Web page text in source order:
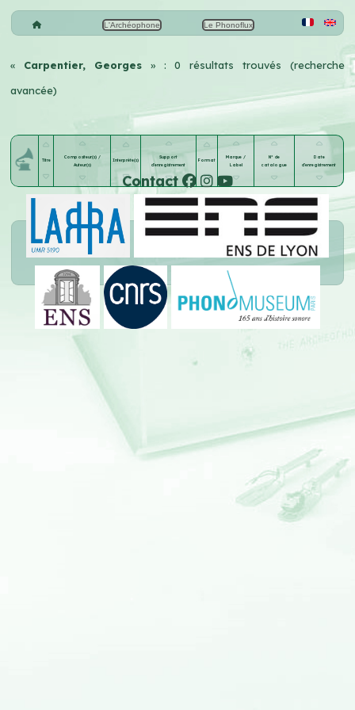
L'Archéophone Le Phonoflux
« Carpentier, Georges » : 0 résultats trouvés (recherche
avancée)
Titre
Compositeur(s) /
Auteur(s)
Interprète(s)
Support
d'enregistrement
Format
Marque /
Label
N° de
catalogue
Date
d'enregistrement
Contact